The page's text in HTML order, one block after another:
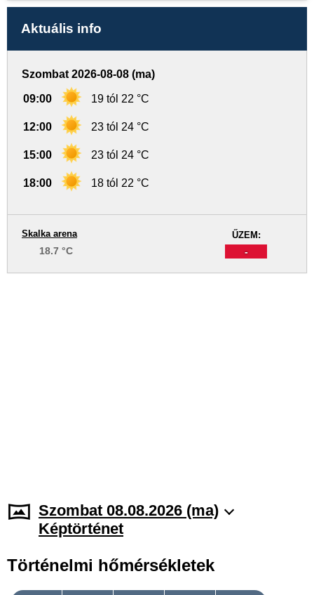
Aktuális info
Szombat 2026-08-08 (ma)
09:00 19 tól 22 °C
12:00 23 tól 24 °C
15:00 23 tól 24 °C
18:00 18 tól 22 °C
ŰZEM:
-
Skalka arena
18.7 °C
Szombat 08.08.2026 (ma)
Képtörténet
Történelmi hőmérsékletek